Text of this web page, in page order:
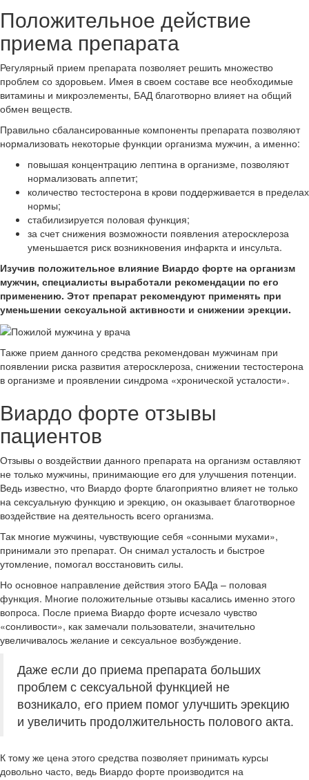
Положительное действие
приема препарата
Регулярный прием препарата позволяет решить множество
проблем со здоровьем. Имея в своем составе все необходимые
витамины и микроэлементы, БАД благотворно влияет на общий
обмен веществ.
Правильно сбалансированные компоненты препарата позволяют
нормализовать некоторые функции организма мужчин, а именно:
повышая концентрацию лептина в организме, позволяют
нормализовать аппетит;
количество тестостерона в крови поддерживается в пределах
нормы;
стабилизируется половая функция;
за счет снижения возможности появления атеросклероза
уменьшается риск возникновения инфаркта и инсульта.
Изучив положительное влияние Виардо форте на организм
мужчин, специалисты выработали рекомендации по его
применению. Этот препарат рекомендуют применять при
уменьшении сексуальной активности и снижении эрекции.
Также прием данного средства рекомендован мужчинам при
появлении риска развития атеросклероза, снижении тестостерона
в организме и проявлении синдрома «хронической усталости».
Виардо форте отзывы
пациентов
Отзывы о воздействии данного препарата на организм оставляют
не только мужчины, принимающие его для улучшения потенции.
Ведь известно, что Виардо форте благоприятно влияет не только
на сексуальную функцию и эрекцию, он оказывает благотворное
воздействие на деятельность всего организма.
Так многие мужчины, чувствующие себя «сонными мухами»,
принимали это препарат. Он снимал усталость и быстрое
утомление, помогал восстановить силы.
Но основное направление действия этого БАДа – половая
функция. Многие положительные отзывы касались именно этого
вопроса. После приема Виардо форте исчезало чувство
«сонливости», как замечали пользователи, значительно
увеличивалось желание и сексуальное возбуждение.
Даже если до приема препарата больших
проблем с сексуальной функцией не
возникало, его прием помог улучшить эрекцию
и увеличить продолжительность полового акта.
К тому же цена этого средства позволяет принимать курсы
довольно часто, ведь Виардо форте производится на